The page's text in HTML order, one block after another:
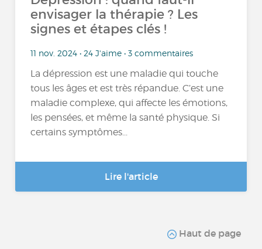
envisager la thérapie ? Les
signes et étapes clés !
11 nov. 2024 • 24 J'aime • 3 commentaires
La dépression est une maladie qui touche
tous les âges et est très répandue. C’est une
maladie complexe, qui affecte les émotions,
les pensées, et même la santé physique. Si
certains symptômes...
Lire l'article
Haut de page